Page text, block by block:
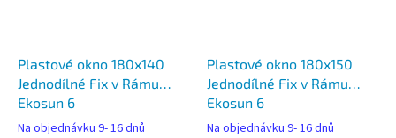
Plastové okno 180x140
Jednodílné Fix v Rámu
Ekosun 6
Na objednávku 9- 16 dnů
Plastové okno 180x150
Jednodílné Fix v Rámu
Ekosun 6
Na objednávku 9- 16 dnů